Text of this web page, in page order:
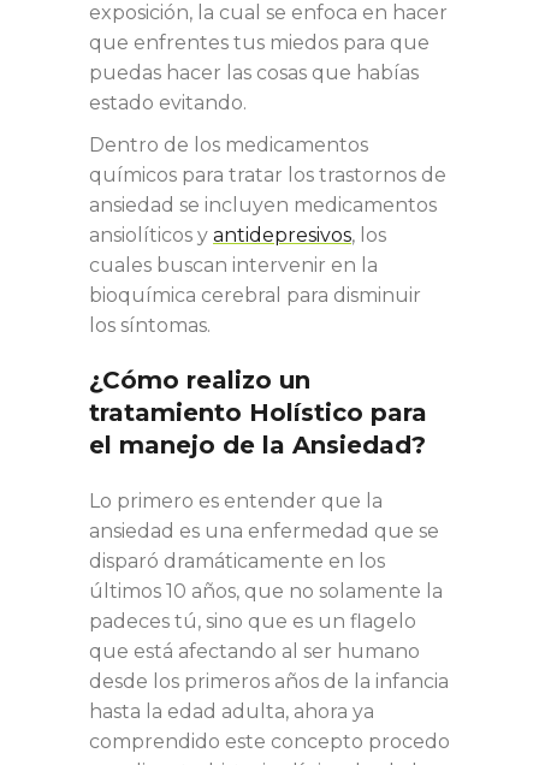
exposición, la cual se enfoca en hacer
que enfrentes tus miedos para que
puedas hacer las cosas que habías
estado evitando.
Dentro de los medicamentos
químicos para tratar los trastornos de
ansiedad se incluyen medicamentos
ansiolíticos y antidepresivos, los
cuales buscan intervenir en la
bioquímica cerebral para disminuir
los síntomas.
¿Cómo realizo un
tratamiento Holístico para
el manejo de la Ansiedad?
Lo primero es entender que la
ansiedad es una enfermedad que se
disparó dramáticamente en los
últimos 10 años, que no solamente la
padeces tú, sino que es un flagelo
que está afectando al ser humano
desde los primeros años de la infancia
hasta la edad adulta, ahora ya
comprendido este concepto procedo